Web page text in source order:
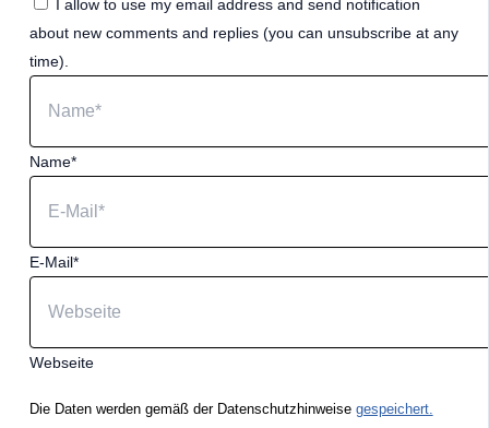
I allow to use my email address and send notification
about new comments and replies (you can unsubscribe at any
time).
Name*
E-Mail*
Webseite
Die Daten werden gemäß der Datenschutzhinweise gespeichert.